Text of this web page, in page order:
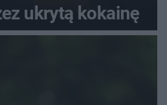
ukrytą kokainę